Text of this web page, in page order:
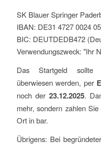
SK Blauer Springer
IBAN: DE31 4727 0024
BIC: DEUTDEDB472
Verwendungszweck: "Ihr
Das Startgeld
überwiesen werden, per
noch der23.12.2025.
mehr, sondern zahlen
Ort in bar.
Übrigens: Bei